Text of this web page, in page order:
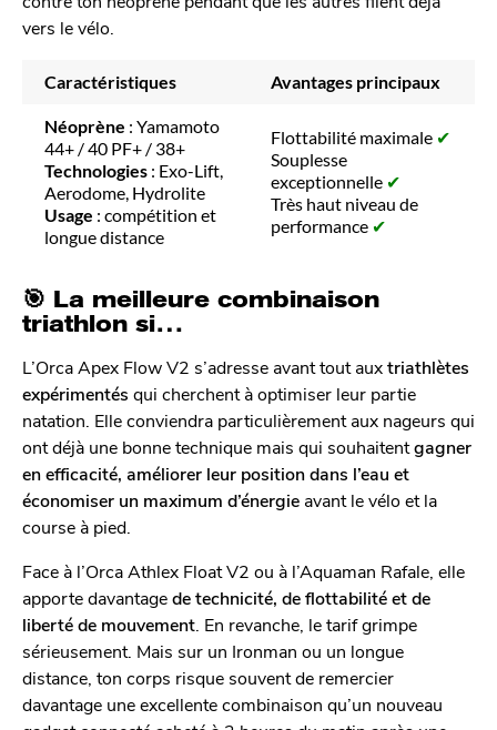
vers le vélo.
Caractéristiques Avantages principaux
Néoprène : Yamamoto
44+ / 40 PF+ / 38+
Technologies : Exo-Lift,
Aerodome, Hydrolite
Usage : compétition et
longue distance
Flottabilité maximale ✔
Souplesse
exceptionnelle ✔
Très haut niveau de
performance ✔
🎯 La meilleure combinaison
triathlon si…
L’Orca Apex Flow V2 s’adresse avant tout auxtriathlètes
expérimentés qui cherchent à optimiser leur partie
natation. Elle conviendra particulièrement aux nageurs qui
ont déjà une bonne technique mais qui souhaitentgagner
en efficacité, améliorer leur position dans l’eau et
économiser un maximum d’énergie avant le vélo et la
course à pied.
Face à l’Orca Athlex Float V2 ou à l’Aquaman Rafale, elle
apporte davantagede technicité, de flottabilité et de
liberté de mouvement. En revanche, le tarif grimpe
sérieusement. Mais sur un Ironman ou un longue
distance, ton corps risque souvent de remercier
davantage une excellente combinaison qu’un nouveau